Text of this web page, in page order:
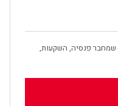
שמחבר פנסיה, השקעות,